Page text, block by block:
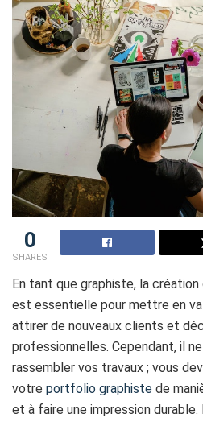
0
SHARES
En tant que graphiste, la
est essentielle pour mettre en
attirer de nouveaux clients et
professionnelles. Cependant, il
rassembler vos travaux ; vous
votre portfolio graphiste de
et à faire une impression